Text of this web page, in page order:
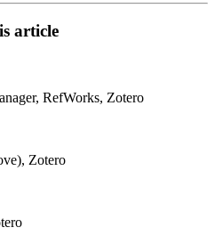
article
RefWorks, Zotero
Zotero